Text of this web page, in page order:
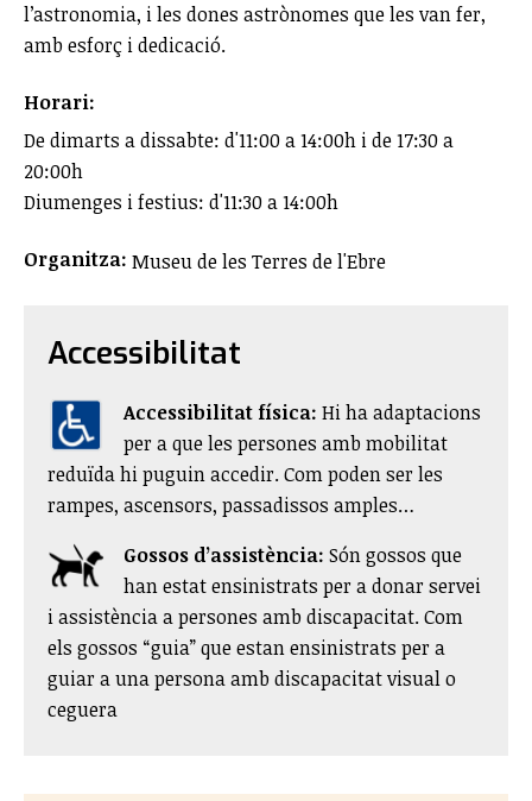
l’astronomia, i les dones astrònomes que les van fer,
amb esforç i dedicació.
Horari:
De dimarts a dissabte: d'11:00 a 14:00h i de 17:30 a
20:00h
Diumenges i festius: d'11:30 a 14:00h
Organitza: Museu de les Terres de l'Ebre
Accessibilitat
Accessibilitat física: ​Hi ha adaptacions
per a que les persones amb mobilitat
reduïda hi puguin accedir. Com poden ser les
rampes, ascensors, passadissos amples…
Gossos d’assistència: Són gossos que
han estat ensinistrats per a donar servei
i assistència a persones amb discapacitat. Com
els gossos “guia” que estan ensinistrats per a
guiar a una persona amb discapacitat visual o
ceguera​